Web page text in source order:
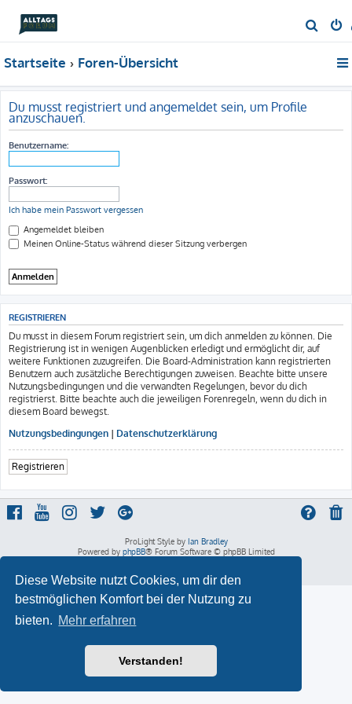
Diese Website nutzt Cookies, um dir den
bestmöglichen Komfort bei der Nutzung zu
bieten. Mehr erfahren
Verstanden!
u
Startseite Foren-Übersicht
Du musst registriert und angemeldet sein, um Profile
anzuschauen.
Benutzername:
Passwort:
Ich habe mein Passwort vergessen
Angemeldet bleiben
Meinen Online-Status während dieser Sitzung verbergen
REGISTRIEREN
Du musst in diesem Forum registriert sein, um dich anmelden zu können. Die
Registrierung ist in wenigen Augenblicken erledigt und ermöglicht dir, auf
weitere Funktionen zuzugreifen. Die Board-Administration kann registrierten
Benutzern auch zusätzliche Berechtigungen zuweisen. Beachte bitte unsere
Nutzungsbedingungen und die verwandten Regelungen, bevor du dich
registrierst. Bitte beachte auch die jeweiligen Forenregeln, wenn du dich in
diesem Board bewegst.
Nutzungsbedingungen | Datenschutzerklärung
Registrieren
ProLight Style by Ian Bradley
Powered by phpBB® Forum Software © phpBB Limited